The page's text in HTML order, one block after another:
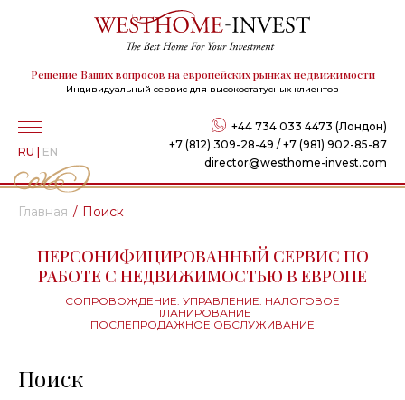
Решение Ваших вопросов на европейских рынках недвижимости
Индивидуальный сервис для высокостатусных клиентов
+44 734 033 4473 (Лондон)
+7 (812) 309-28-49 / +7 (981) 902-85-87
director@westhome-invest.com
RU | EN
Главная Поиск
ПЕРСОНИФИЦИРОВАННЫЙ СЕРВИС ПО
РАБОТЕ С НЕДВИЖИМОСТЬЮ В ЕВРОПЕ
СОПРОВОЖДЕНИЕ. УПРАВЛЕНИЕ. НАЛОГОВОЕ
ПЛАНИРОВАНИЕ
ПОСЛЕПРОДАЖНОЕ ОБСЛУЖИВАНИЕ
Поиск